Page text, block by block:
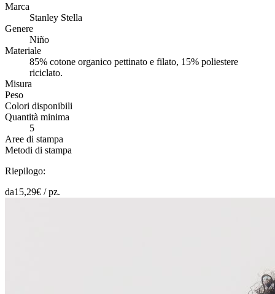
Marca
Stanley Stella
Genere
Niño
Materiale
85% cotone organico pettinato e filato, 15% poliestere
riciclato.
Misura
Peso
Colori disponibili
Quantità minima
5
Aree di stampa
Metodi di stampa
Riepilogo:
da15,29€ /pz.